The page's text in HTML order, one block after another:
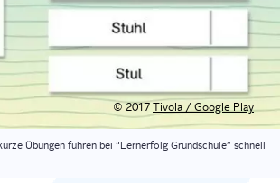
© 2017 Tivo­la / Goog­le Play
Übun­gen füh­ren bei “Lern­erfolg Grund­schu­le” schnell